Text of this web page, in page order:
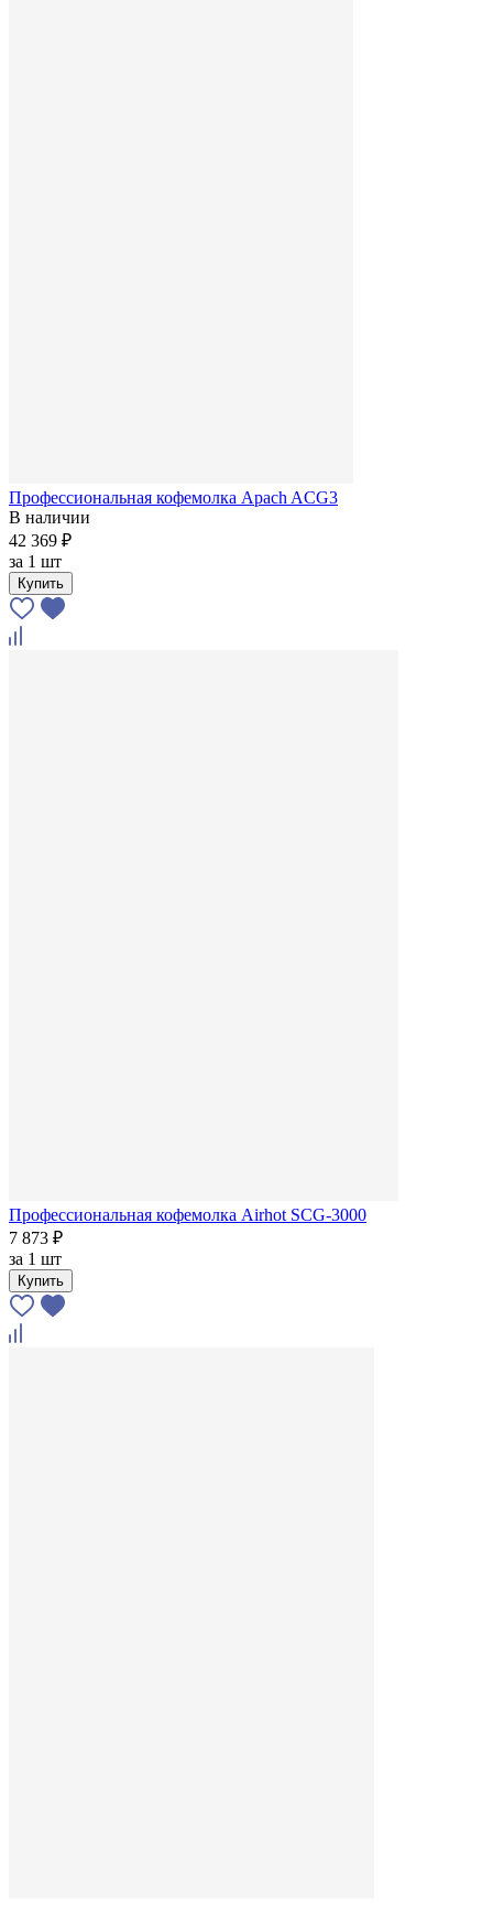
Профессиональная кофемолка Apach ACG3
В наличии
42 369 ₽
за 1 шт
Купить
Профессиональная кофемолка Airhot SCG-3000
7 873 ₽
за 1 шт
Купить